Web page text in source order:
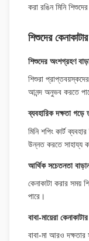
করা রঙিন মিনি
শিশুদের
শিশুদের অংশগ্রহণ
শিশুরা
আনন্দ অনুভব করতে
ব্যবহারিক দক্ষতা গড়ে
মিনি শপিং কার্ট
উন্নত করতে সাহায্য
আর্থিক সচেতনতা
কেনাকাটা করার সময়
পারে।
বাবা-মায়েরা
বাবা-মা আরও দক্ষতার